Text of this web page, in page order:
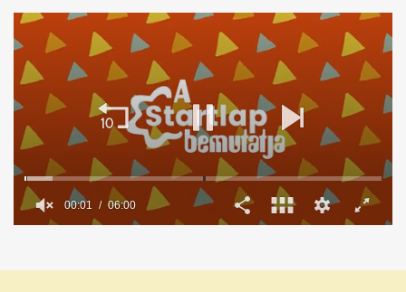
6
00:02 06:00